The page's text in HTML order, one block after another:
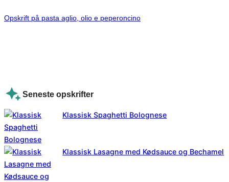
Opskrift på pasta aglio, olio e peperoncino
Seneste opskrifter
Klassisk Spaghetti Bolognese
Klassisk Lasagne med Kødsauce og Bechamel